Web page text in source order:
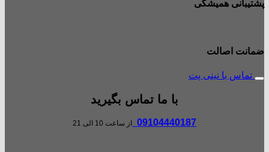
پشتیبانی همیشگی
ضمانت اصالت
تماس با نینی پت
با ما تماس بگیرید
09104440187 از ساعت 10 الی 21